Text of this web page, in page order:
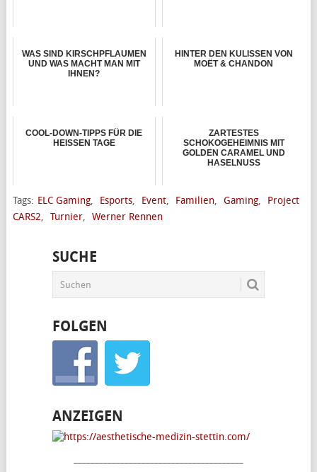
WAS SIND KIRSCHPFLAUMEN
UND WAS MACHT MAN MIT
IHNEN?
HINTER DEN KULISSEN VON
MOËT & CHANDON
COOL-DOWN-TIPPS FÜR DIE
HEISSEN TAGE
ZARTESTES
SCHOKOGEHEIMNIS MIT
GOLDEN CARAMEL UND
HASELNUSS
Tags: ELC Gaming, Esports, Event, Familien, Gaming,
Project
CARS2, Turnier, Werner Rennen
SUCHE
FOLGEN
ANZEIGEN